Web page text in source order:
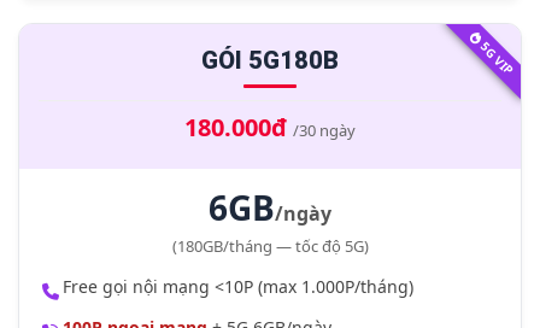
5G VIP
GÓI 5G180B
180.000đ /30 ngày
6GB/ngày
(180GB/tháng — tốc độ 5G)
Free gọi nội mạng <10P (max 1.000P/tháng)